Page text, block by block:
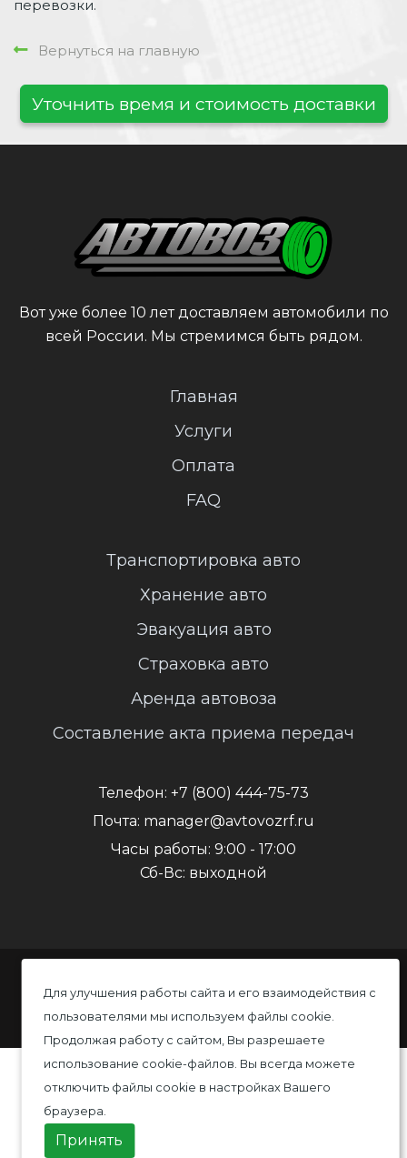
Для улучшения работы сайта и его взаимодействия с
пользователями мы используем файлы cookie.
Продолжая работу с сайтом, Вы разрешаете
использование cookie-файлов. Вы всегда можете
отключить файлы cookie в настройках Вашего
браузера.
Принять
перевозки.
Вернуться на главную
Уточнить время и стоимость доставки
Вот уже более 10 лет доставляем автомобили по
всей России. Мы стремимся быть рядом.
Главная
Услуги
Оплата
FAQ
Транспортировка авто
Хранение авто
Эвакуация авто
Страховка авто
Аренда автовоза
Составление акта приема передач
Телефон: +7 (800) 444-75-73
Почта: manager@avtovozrf.ru
Часы работы: 9:00 - 17:00
Сб-Вс: выходной
Политика конфиденциальности